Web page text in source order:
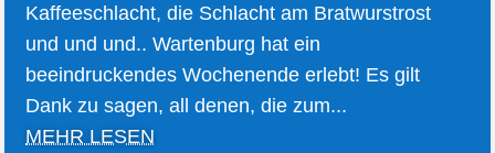
Kaffeeschlacht, die Schlacht am Bratwurstrost
und und und.. Wartenburg hat ein
beeindruckendes Wochenende erlebt! Es gilt
Dank zu sagen, all denen, die zum...
MEHR LESEN